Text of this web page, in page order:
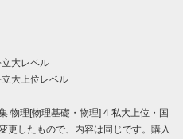
大レベル
大上位レベル
物理[物理基礎・物理] 4 私大上位・国
更したもので、内容は同じです。購入